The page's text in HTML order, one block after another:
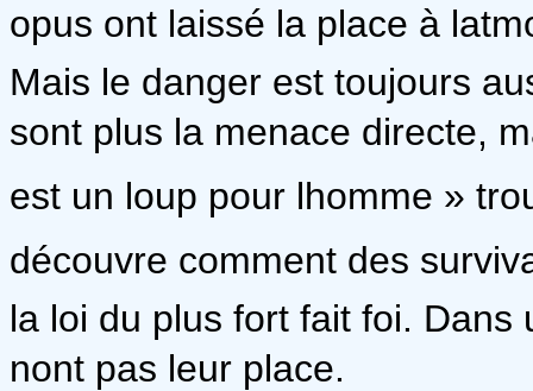
opus ont laissé la place à
Mais le danger est toujours
sont plus la menace directe,
est un loup pour lhomme »
découvre comment des
la loi du plus fort fait foi.
nont pas leur place.